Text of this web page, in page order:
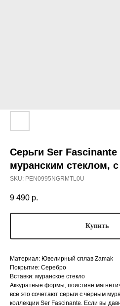
Серьги Ser
муранским стеклом,
SKU: PEN0995NGRMTL0U
9 490 р.
Купить
Материал: Ювелирный сплав Zamak
Покрытие: Серебро
Вставки: муранское стекло
Аккуратные формы, поистине
всё это сочетают серьги с чёрным
коллекции Ser Fascinante. Если вы